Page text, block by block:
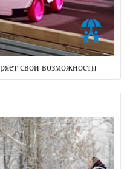
свои возможности